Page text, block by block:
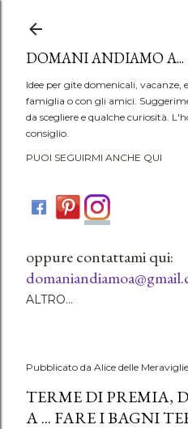
DOMANI ANDIAMO A...
Idee per gite domenicali, vacanze,
famiglia o con gli amici.
da scegliere e qualche curiosità.
consiglio.
PUOI SEGUIRMI ANCHE QUI
oppure contattami qui:
ALTRO…
Pubblicato da Alice delle Meraviglie
TERME DI PREMIA,
A ... FARE I BAGNI